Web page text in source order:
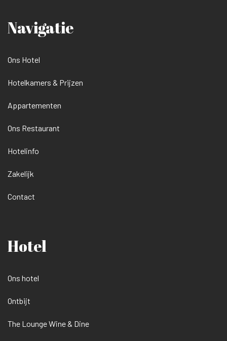
Navigatie
Ons Hotel
Hotelkamers & Prijzen
Appartementen
Ons Restaurant
Hotelinfo
Zakelijk
Contact
Hotel
Ons hotel
Ontbijt
The Lounge Wine & Dine